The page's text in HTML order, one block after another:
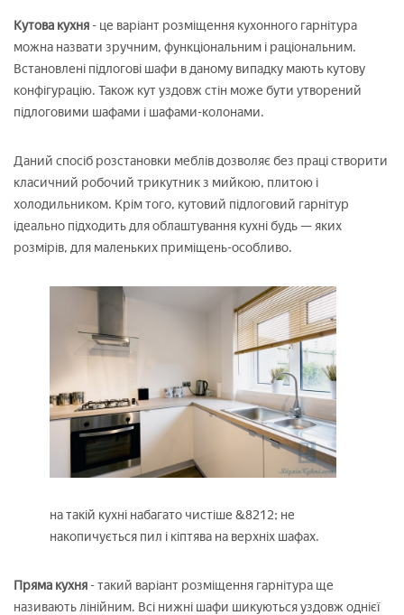
Кутова кухня - це варіант розміщення кухонного гарнітура
можна назвати зручним, функціональним і раціональним.
Встановлені підлогові шафи в даному випадку мають кутову
конфігурацію. Також кут уздовж стін може бути утворений
підлоговими шафами і шафами-колонами.
Даний спосіб розстановки меблів дозволяє без праці створити
класичний робочий трикутник з мийкою, плитою і
холодильником. Крім того, кутовий підлоговий гарнітур
ідеально підходить для облаштування кухні будь — яких
розмірів, для маленьких приміщень-особливо.
на такій кухні набагато чистіше &8212; не
накопичується пил і кіптява на верхніх шафах.
Пряма кухня - такий варіант розміщення гарнітура ще
називають лінійним. Всі нижні шафи шикуються уздовж однієї